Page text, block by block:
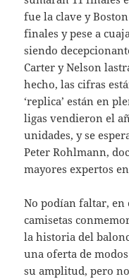
fue la clave y
finales y pese a
siendo
Carter y Nelson
hecho, las cifras
‘replica’ están en
ligas vendieron el
unidades, y se
Peter Rohlmann,
mayores expertos
No podían faltar, en
camisetas
la historia del
una oferta de
su amplitud, pero